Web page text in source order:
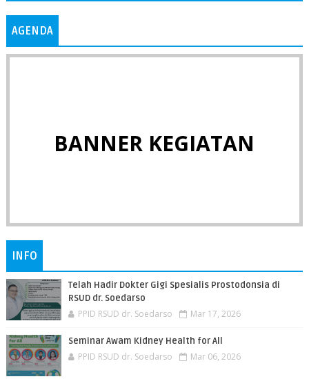
AGENDA
BANNER KEGIATAN
INFO
Telah Hadir Dokter Gigi Spesialis Prostodonsia di
RSUD dr. Soedarso
PPID RSUD dr. Soedarso Mar 17, 2026
Seminar Awam Kidney Health for All
PPID RSUD dr. Soedarso Mar 06, 2026